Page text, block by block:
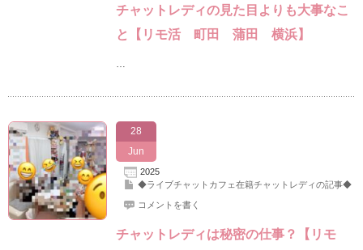
チャットレディの見た目よりも大事なこ
と【リモ活 町田 蒲田 横浜】
…
28
Jun
2025
◆ライブチャットカフェ在籍チャットレディの記事◆
コメントを書く
チャットレディは秘密の仕事？【リモ